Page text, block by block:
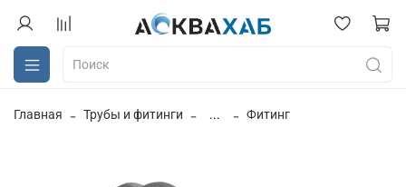
Главная Трубы и фитинги ... Фитинг